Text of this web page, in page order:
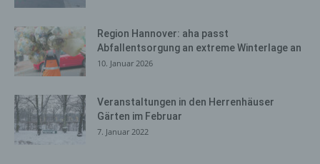
Region Hannover: aha passt
Abfallentsorgung an extreme Winterlage an
10. Januar 2026
Veranstaltungen in den Herrenhäuser
Gärten im Februar
7. Januar 2022
Daten an Dritte erfolgt grundsätzlich nicht, sofern keine
gesetzliche Pflicht zur Weitergabe besteht oder die
Weitergabe der Strafverfolgung dient.
freiwilliger Angabe personenbezogener Daten dient dem
für die Verarbeitung Verantwortlichen dazu, der
betroffenen Person Inhalte oder Leistungen anzubieten,